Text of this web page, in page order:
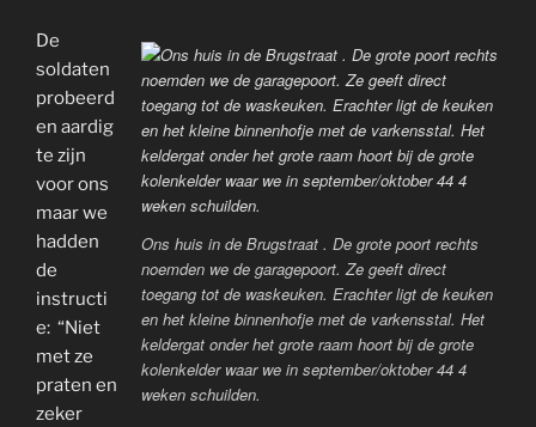
Ons huis in de Brugstraat . De grote poort rechts
noemden we de garagepoort. Ze geeft direct
toegang tot de waskeuken. Erachter ligt de keuken
en het kleine binnenhofje met de varkensstal. Het
keldergat onder het grote raam hoort bij de grote
kolenkelder waar we in september/oktober 44 4
weken schuilden.
De
soldaten
probeerd
en aardig
te zijn
voor ons
maar we
hadden
de
instructi
e: “Niet
met ze
praten en
zeker